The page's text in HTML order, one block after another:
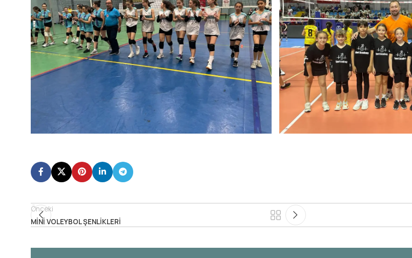
Önceki
MİNİ VOLEYBOL ŞENLİKLERİ